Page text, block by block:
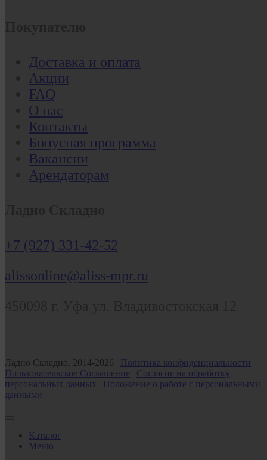
Доставка и оплата
Акции
FAQ
О нас
Контакты
Бонусная программа
Вакансии
Арендаторам
+7 (927) 331-42-52
alissonline@aliss-mpr.ru
Ладно Складно, 2014-2026 | Политика конфиденциальности |
Пользовательское Соглашение | Согласие на обработку
персональных данных | Положение о работе с персональными
данными
Каталог
Меню